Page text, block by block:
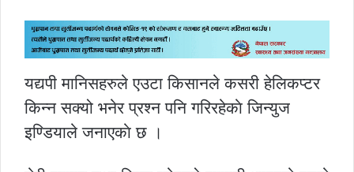
यद्यपी मानिसहरुले एउटा किसानले कसरी हेलिकप्टर
किन्न सक्यो भनेर प्रश्न पनि गरिरहेकाे जिन्युज
इण्डियाले जनाएकाे छ ।